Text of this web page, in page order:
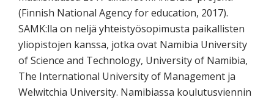
(Finnish National Agency for education, 2017).
SAMK:lla on neljä yhteistyösopimusta paikallisten
yliopistojen kanssa, jotka ovat Namibia University
of Science and Technology, University of Namibia,
The International University of Management ja
Welwitchia University. Namibiassa koulutusviennin